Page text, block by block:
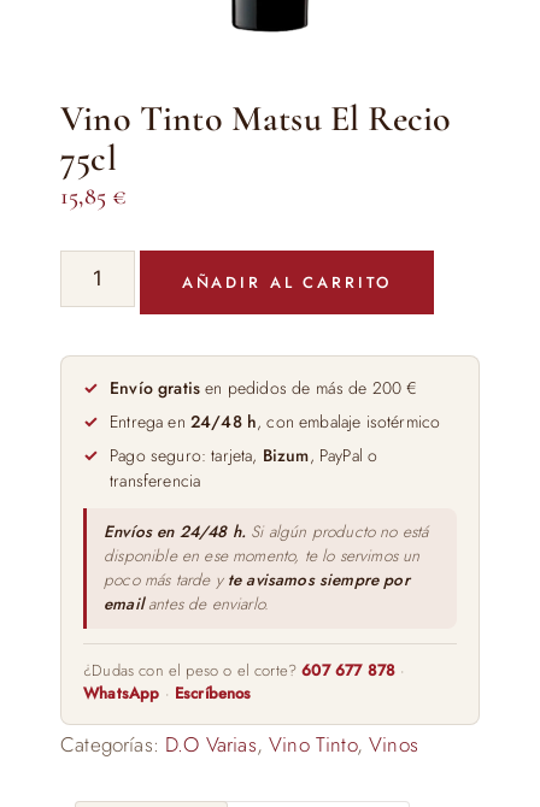
Vino Tinto Matsu El Recio
75cl
15,85 €
Vino
Tinto
El
Recio
75cl
cantidad
AÑADIR AL CARRITO
Envío gratis en pedidos de más de 200 €
Entrega en 24/48 h, con embalaje isotérmico
Pago seguro: tarjeta, Bizum, PayPal o
transferencia
Envíos en 24/48 h. Si algún producto no está
disponible en ese momento, te lo servimos un
poco más tarde y te avisamos siempre por
emailantes de enviarlo.
¿Dudas con el peso o el corte?607 677 878 ·
WhatsApp · Escríbenos
Categorías: D.O Varias,Vino Tinto,Vinos